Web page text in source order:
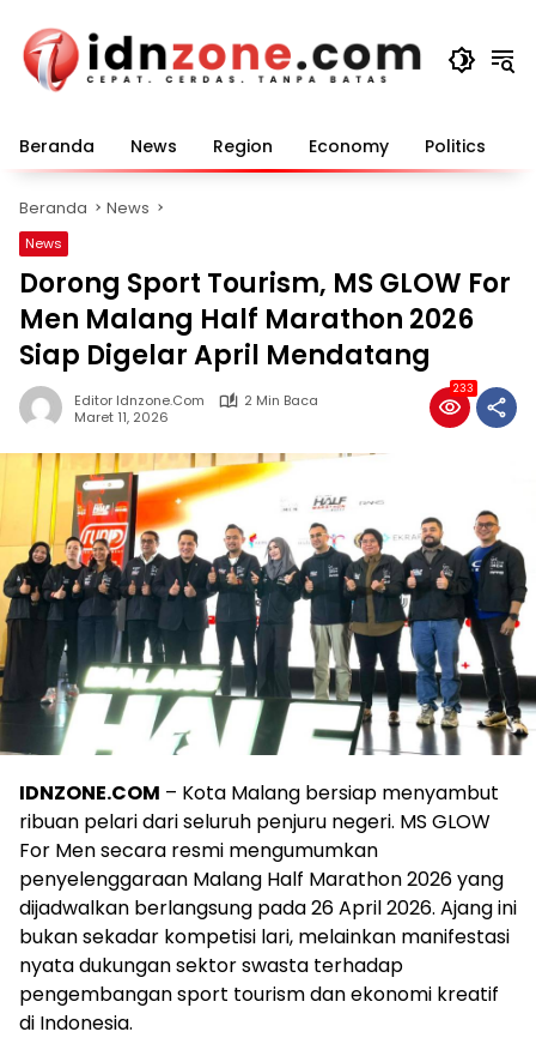
konten
Beranda News Region Economy Politics
Beranda News
News
Dorong Sport Tourism, MS GLOW For
Men Malang Half Marathon 2026
Siap Digelar April Mendatang
Editor Idnzone.com
2 Min Baca
Maret 11, 2026
233
IDNZONE.COM – Kota Malang bersiap menyambut
ribuan pelari dari seluruh penjuru negeri. MS GLOW
For Men secara resmi mengumumkan
penyelenggaraan Malang Half Marathon 2026 yang
dijadwalkan berlangsung pada 26 April 2026. Ajang ini
bukan sekadar kompetisi lari, melainkan manifestasi
nyata dukungan sektor swasta terhadap
pengembangan sport tourism dan ekonomi kreatif
di Indonesia.